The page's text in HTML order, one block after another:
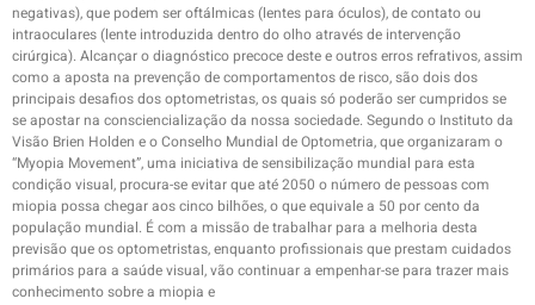
negativas), que podem ser oftálmicas (lentes para óculos), de contato ou
intraoculares (lente introduzida dentro do olho através de intervenção
cirúrgica). Alcançar o diagnóstico precoce deste e outros erros refrativos, assim
como a aposta na prevenção de comportamentos de risco, são dois dos
principais desafios dos optometristas, os quais só poderão ser cumpridos se
se apostar na consciencialização da nossa sociedade. Segundo o Instituto da
Visão Brien Holden e o Conselho Mundial de Optometria, que organizaram o
“Myopia Movement”, uma iniciativa de sensibilização mundial para esta
condição visual, procura-se evitar que até 2050 o número de pessoas com
miopia possa chegar aos cinco bilhões, o que equivale a 50 por cento da
população mundial. É com a missão de trabalhar para a melhoria desta
previsão que os optometristas, enquanto profissionais que prestam cuidados
primários para a saúde visual, vão continuar a empenhar-se para trazer mais
conhecimento sobre a miopia e